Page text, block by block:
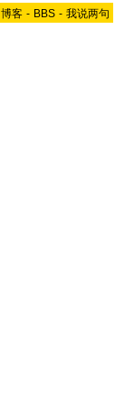
博客 - BBS - 我说两句